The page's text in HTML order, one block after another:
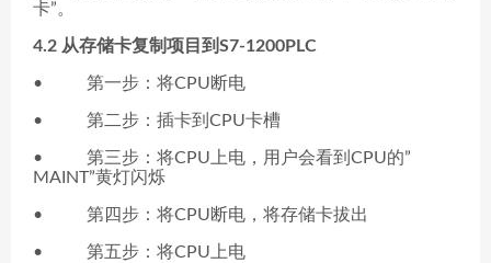
卡”。
4.2 从存储卡复制项目到S7-1200PLC
• 第一步：将CPU断电
• 第二步：插卡到CPU卡槽
• 第三步：将CPU上电，用户会看到CPU的”
MAINT”黄灯闪烁
• 第四步：将CPU断电，将存储卡拔出
• 第五步：将CPU上电